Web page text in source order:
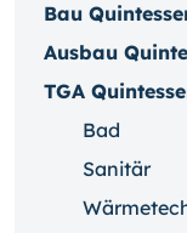
Bau
Ausbau
TGA
Bad
Sanitär